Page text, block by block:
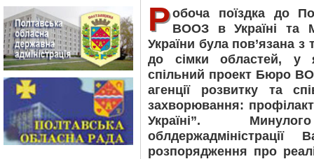
Робоча поїздка до
ВООЗ в Україні та
України була пов’язана
до сімки областей, у
спільний проект Бюро
агенції розвитку та
захворювання:
Україні”.
облдержадміністрації
розпорядження про